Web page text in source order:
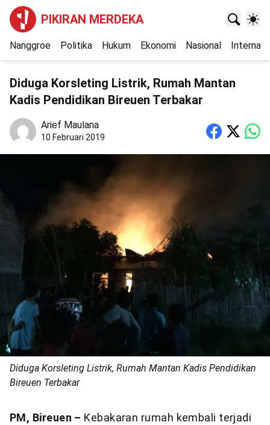
PIKIRAN MERDEKA
Nanggroe Politika Hukum Ekonomi Nasional
Diduga Korsleting Listrik, Rumah Mantan
Kadis Pendidikan Bireuen Terbakar
Arief Maulana
10 Februari 2019
Diduga Korsleting Listrik, Rumah Mantan Kadis Pendidikan
Bireuen Terbakar
PM, Bireuen – Kebakaran rumah kembali terjadi